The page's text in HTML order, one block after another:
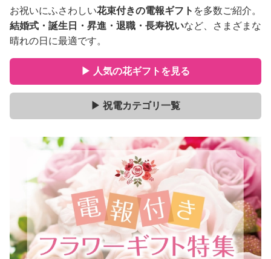
お祝いにふさわしい花束付きの電報ギフト を多数ご紹介。
結婚式・誕生日・昇進・退職・長寿祝いなど、さまざまな
晴れの日に最適です。
▶ 人気の花ギフトを見る
▶ 祝電カテゴリ一覧